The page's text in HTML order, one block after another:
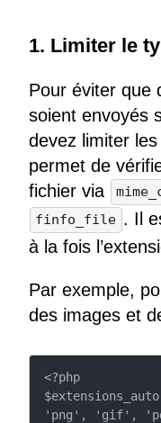
1. Limiter le
Pour éviter que
soient envoyés
devez limiter
permet de
fichier via
finfo_file . Il
à la fois
Par exemple,
des images et
<?php
'png', 'gif',